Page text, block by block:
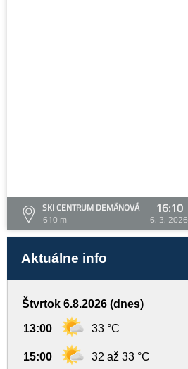
SKI CENTRUM DEMÄNOVÁ
610 m
16:10
6. 3. 2026
Aktuálne info
Štvrtok 6.8.2026 (dnes)
13:00 33 °C
15:00 32 až 33 °C